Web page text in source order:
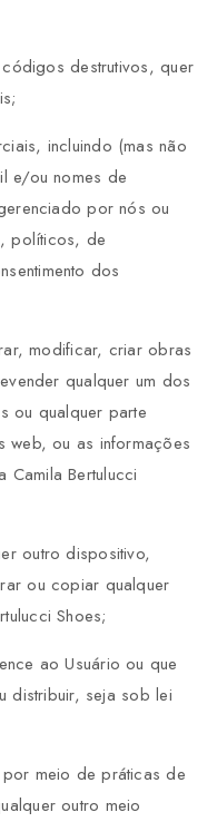
destrutivos, quer
incluindo (mas não
e/ou nomes de
por nós ou
políticos, de
dos
modificar, criar obras
qualquer um dos
ou qualquer parte
web, ou as informações
Bertulucci
outro dispositivo,
ou copiar qualquer
Shoes;
ao Usuário ou que
distribuir, seja sob lei
meio de práticas de
outro meio